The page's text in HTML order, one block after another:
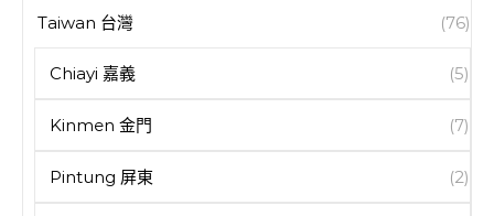
Taiwan 台灣 (76)
Chiayi 嘉義 (5)
Kinmen 金門 (7)
Pintung 屏東 (2)